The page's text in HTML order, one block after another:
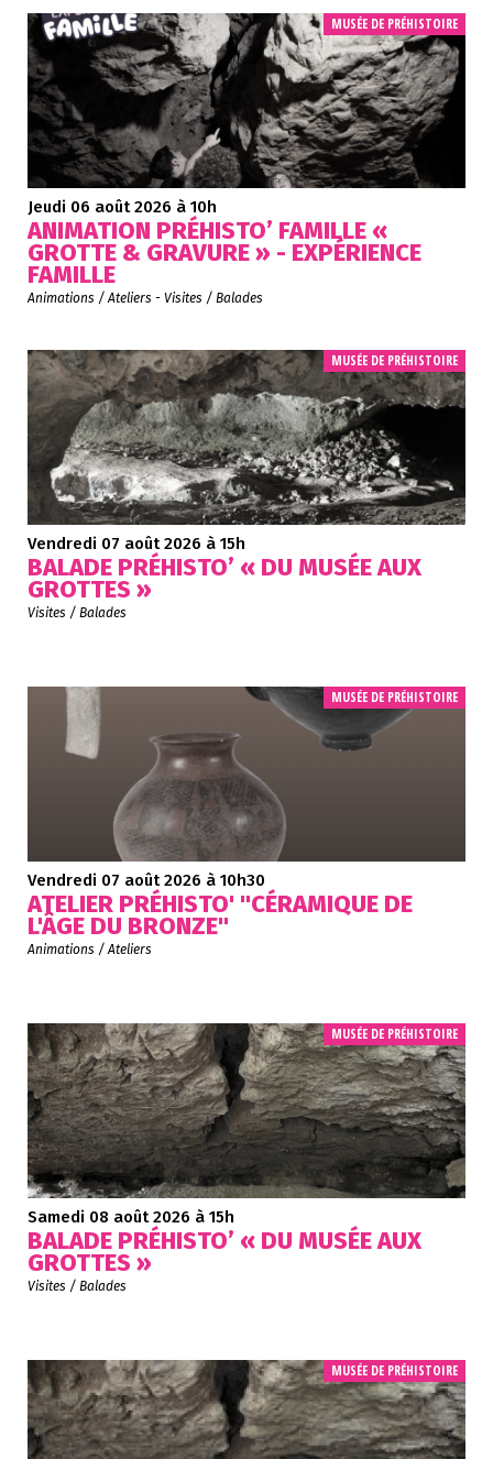
MUSÉE DE PRÉHISTOIRE
Jeudi 06 août 2026 à 10h
ANIMATION PRÉHISTO’ FAMILLE «
GROTTE & GRAVURE » - EXPÉRIENCE
FAMILLE
Animations / Ateliers - Visites / Balades
MUSÉE DE PRÉHISTOIRE
Vendredi 07 août 2026 à 15h
BALADE PRÉHISTO’ « DU MUSÉE AUX
GROTTES »
Visites / Balades
MUSÉE DE PRÉHISTOIRE
Vendredi 07 août 2026 à 10h30
ATELIER PRÉHISTO' "CÉRAMIQUE DE
L'ÂGE DU BRONZE"
Animations / Ateliers
MUSÉE DE PRÉHISTOIRE
Samedi 08 août 2026 à 15h
BALADE PRÉHISTO’ « DU MUSÉE AUX
GROTTES »
Visites / Balades
MUSÉE DE PRÉHISTOIRE